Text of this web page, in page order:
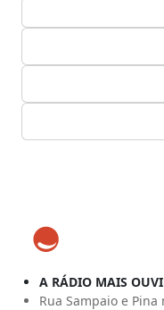
A RÁDIO MAIS
Rua Sampaio e Pina